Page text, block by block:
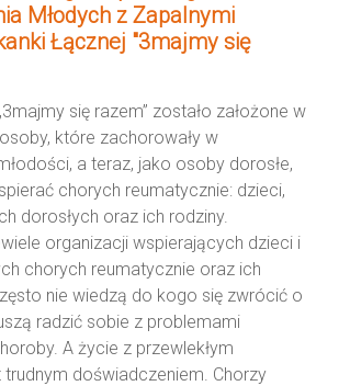
Młodych z Zapalnymi
Łącznej "3majmy się
się razem” zostało założone w
które zachorowały w
a teraz, jako osoby dorosłe,
chorych reumatycznie: dzieci,
dorosłych oraz ich rodziny.
organizacji wspierających dzieci i
chorych reumatycznie oraz ich
nie wiedzą do kogo się zwrócić o
radzić sobie z problemami
A życie z przewlekłym
doświadczeniem. Chorzy